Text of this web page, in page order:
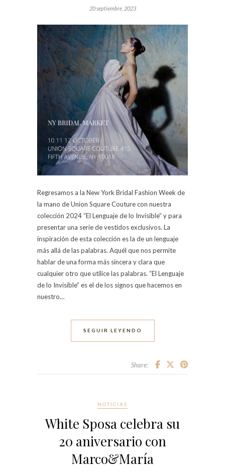
20 septiembre, 2023
Regresamos a la New York Bridal Fashion Week de
la mano de Union Square Couture con nuestra
colección 2024 “El Lenguaje de lo Invisible” y para
presentar una serie de vestidos exclusivos. La
inspiración de esta colección es la de un lenguaje
más allá de las palabras. Aquél que nos permite
hablar de una forma más sincera y clara que
cualquier otro que utilice las palabras. “El Lenguaje
de lo Invisible” es el de los signos que hacemos en
nuestro…
SEGUIR LEYENDO
Share:
NOTICIAS
White Sposa celebra su
20 aniversario con
Marco&María